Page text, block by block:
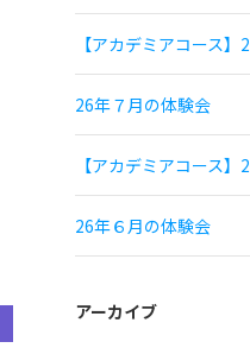
【アカデミアコース
26年７月の体験会
【アカデミアコース
26年６月の体験会
アーカイブ